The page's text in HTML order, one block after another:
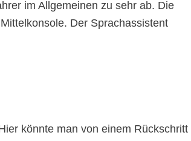
im Allgemeinen zu sehr ab. Die
Der Sprachassistent
könnte man von einem Rückschritt